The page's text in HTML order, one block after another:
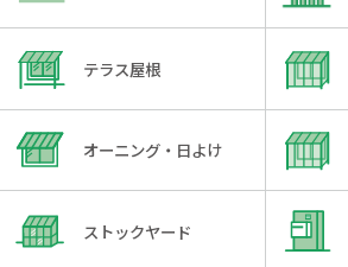
テラス屋根
オーニング・日よけ
ストックヤード